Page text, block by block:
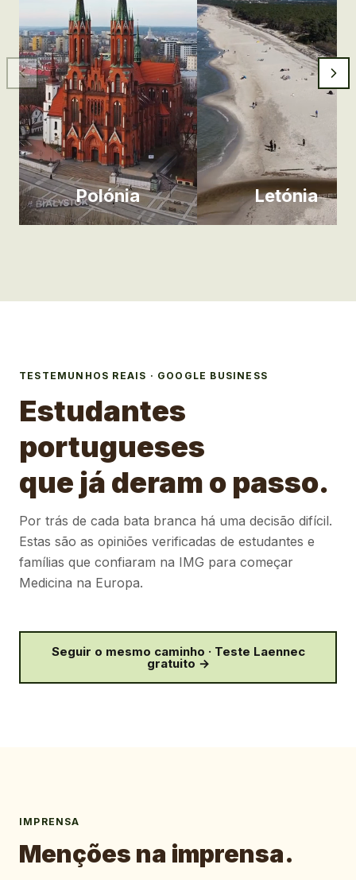
Polónia Letónia
TESTEMUNHOS REAIS · GOOGLE BUSINESS
Estudantes
portugueses
que já deram o passo.
Por trás de cada bata branca há uma decisão difícil.
Estas são as opiniões verificadas de estudantes e
famílias que confiaram na IMG para começar
Medicina na Europa.
Seguir o mesmo caminho · Teste Laennec
gratuito →
IMPRENSA
Menções na imprensa.